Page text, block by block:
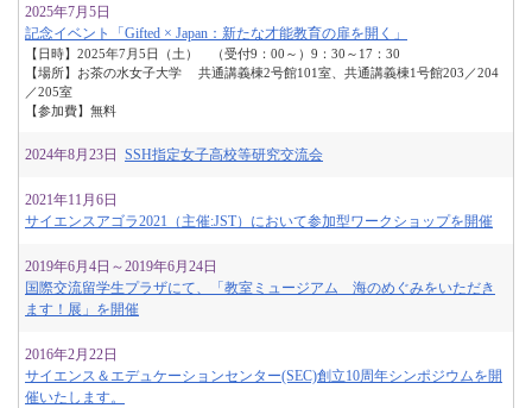
2025年7月5日
記念イベント「Gifted × Japan：新たな才能教育の扉を開く」
【日時】2025年7月5日（土） （受付9：00～）9：30～17：30
【場所】お茶の水女子大学 共通講義棟2号館101室、共通講義棟1号館203／204
／205室
【参加費】無料
2024年8月23日 SSH指定女子高校等研究交流会
2021年11月6日
サイエンスアゴラ2021（主催:JST）において参加型ワークショップを開催
2019年6月4日 ～2019年6月24日
国際交流留学生プラザにて、「教室ミュージアム 海のめぐみをいただき
ます！展」を開催
2016年2月22日
サイエンス＆エデュケーションセンター(SEC)創立10周年シンポジウムを開
催いたします。